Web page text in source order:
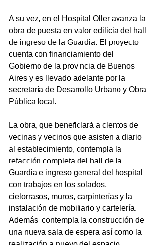
A su vez, en el Hospital Oller avanza la
obra de puesta en valor edilicia del hall
de ingreso de la Guardia. El proyecto
cuenta con financiamiento del
Gobierno de la provincia de Buenos
Aires y es llevado adelante por la
secretaría de Desarrollo Urbano y Obra
Pública local.
La obra, que beneficiará a cientos de
vecinas y vecinos que asisten a diario
al establecimiento, contempla la
refacción completa del hall de la
Guardia e ingreso general del hospital
con trabajos en los solados,
cielorrasos, muros, carpinterías y la
instalación de mobiliario y cartelería.
Además, contempla la construcción de
una nueva sala de espera así como la